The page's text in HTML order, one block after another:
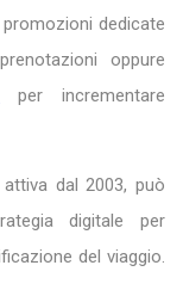
dedicate
oppure
per incrementare
dal 2003, può
digitale per
del viaggio.